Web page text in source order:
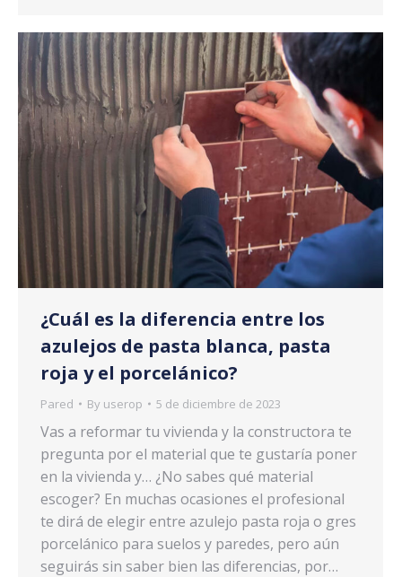
¿Cuál es la diferencia entre los
azulejos de pasta blanca, pasta
roja y el porcelánico?
Pared By userop 5 de diciembre de 2023
Vas a reformar tu vivienda y la constructora te
pregunta por el material que te gustaría poner
en la vivienda y… ¿No sabes qué material
escoger? En muchas ocasiones el profesional
te dirá de elegir entre azulejo pasta roja o gres
porcelánico para suelos y paredes, pero aún
seguirás sin saber bien las diferencias, por…